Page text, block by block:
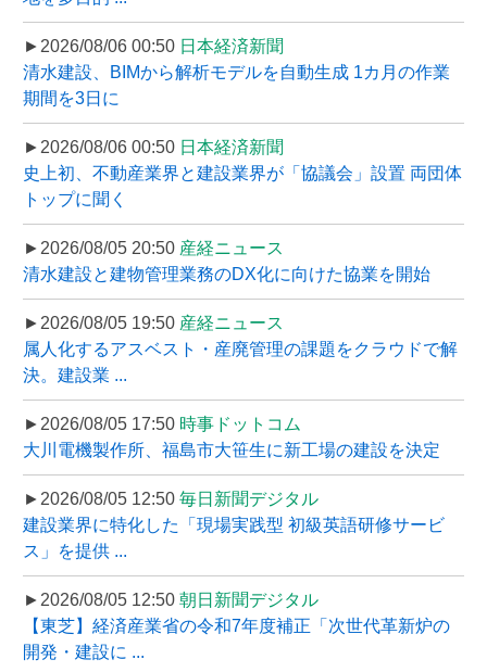
►2026/08/06 00:50 日本経済新聞
清水建設、BIMから解析モデルを自動生成 1カ月の作業
期間を3日に
►2026/08/06 00:50 日本経済新聞
史上初、不動産業界と建設業界が「協議会」設置 両団体
トップに聞く
►2026/08/05 20:50 産経ニュース
清水建設と建物管理業務のDX化に向けた協業を開始
►2026/08/05 19:50 産経ニュース
属人化するアスベスト・産廃管理の課題をクラウドで解
決。建設業 ...
►2026/08/05 17:50 時事ドットコム
大川電機製作所、福島市大笹生に新工場の建設を決定
►2026/08/05 12:50 毎日新聞デジタル
建設業界に特化した「現場実践型 初級英語研修サービ
ス」を提供 ...
►2026/08/05 12:50 朝日新聞デジタル
【東芝】経済産業省の令和7年度補正「次世代革新炉の
開発・建設に ...